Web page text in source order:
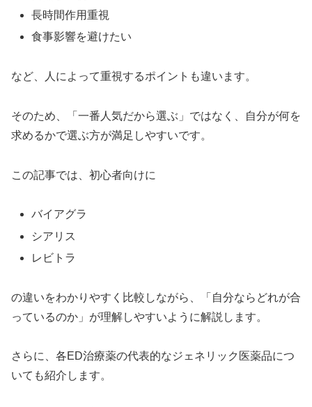
長時間作用重視
食事影響を避けたい
など、人によって重視するポイントも違います。
そのため、「一番人気だから選ぶ」ではなく、自分が何を
求めるかで選ぶ方が満足しやすいです。
この記事では、初心者向けに
バイアグラ
シアリス
レビトラ
の違いをわかりやすく比較しながら、「自分ならどれが合
っているのか」が理解しやすいように解説します。
さらに、各ED治療薬の代表的なジェネリック医薬品につ
いても紹介します。